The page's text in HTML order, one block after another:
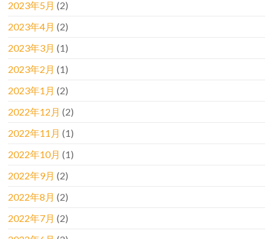
2023年5月 (2)
2023年4月 (2)
2023年3月 (1)
2023年2月 (1)
2023年1月 (2)
2022年12月 (2)
2022年11月 (1)
2022年10月 (1)
2022年9月 (2)
2022年8月 (2)
2022年7月 (2)